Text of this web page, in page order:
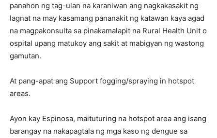
panahon ng tag-ulan na karaniwan ang nagkakasakit ng
lagnat na may kasamang pananakit ng katawan kaya agad
na magpakonsulta sa pinakamalapit na Rural Health Unit o
ospital upang matukoy ang sakit at mabigyan ng wastong
gamutan.
At pang-apat ang Support fogging/spraying in hotspot
areas.
Ayon kay Espinosa, maituturing na hotspot area ang isang
barangay na nakapagtala ng mga kaso ng dengue sa